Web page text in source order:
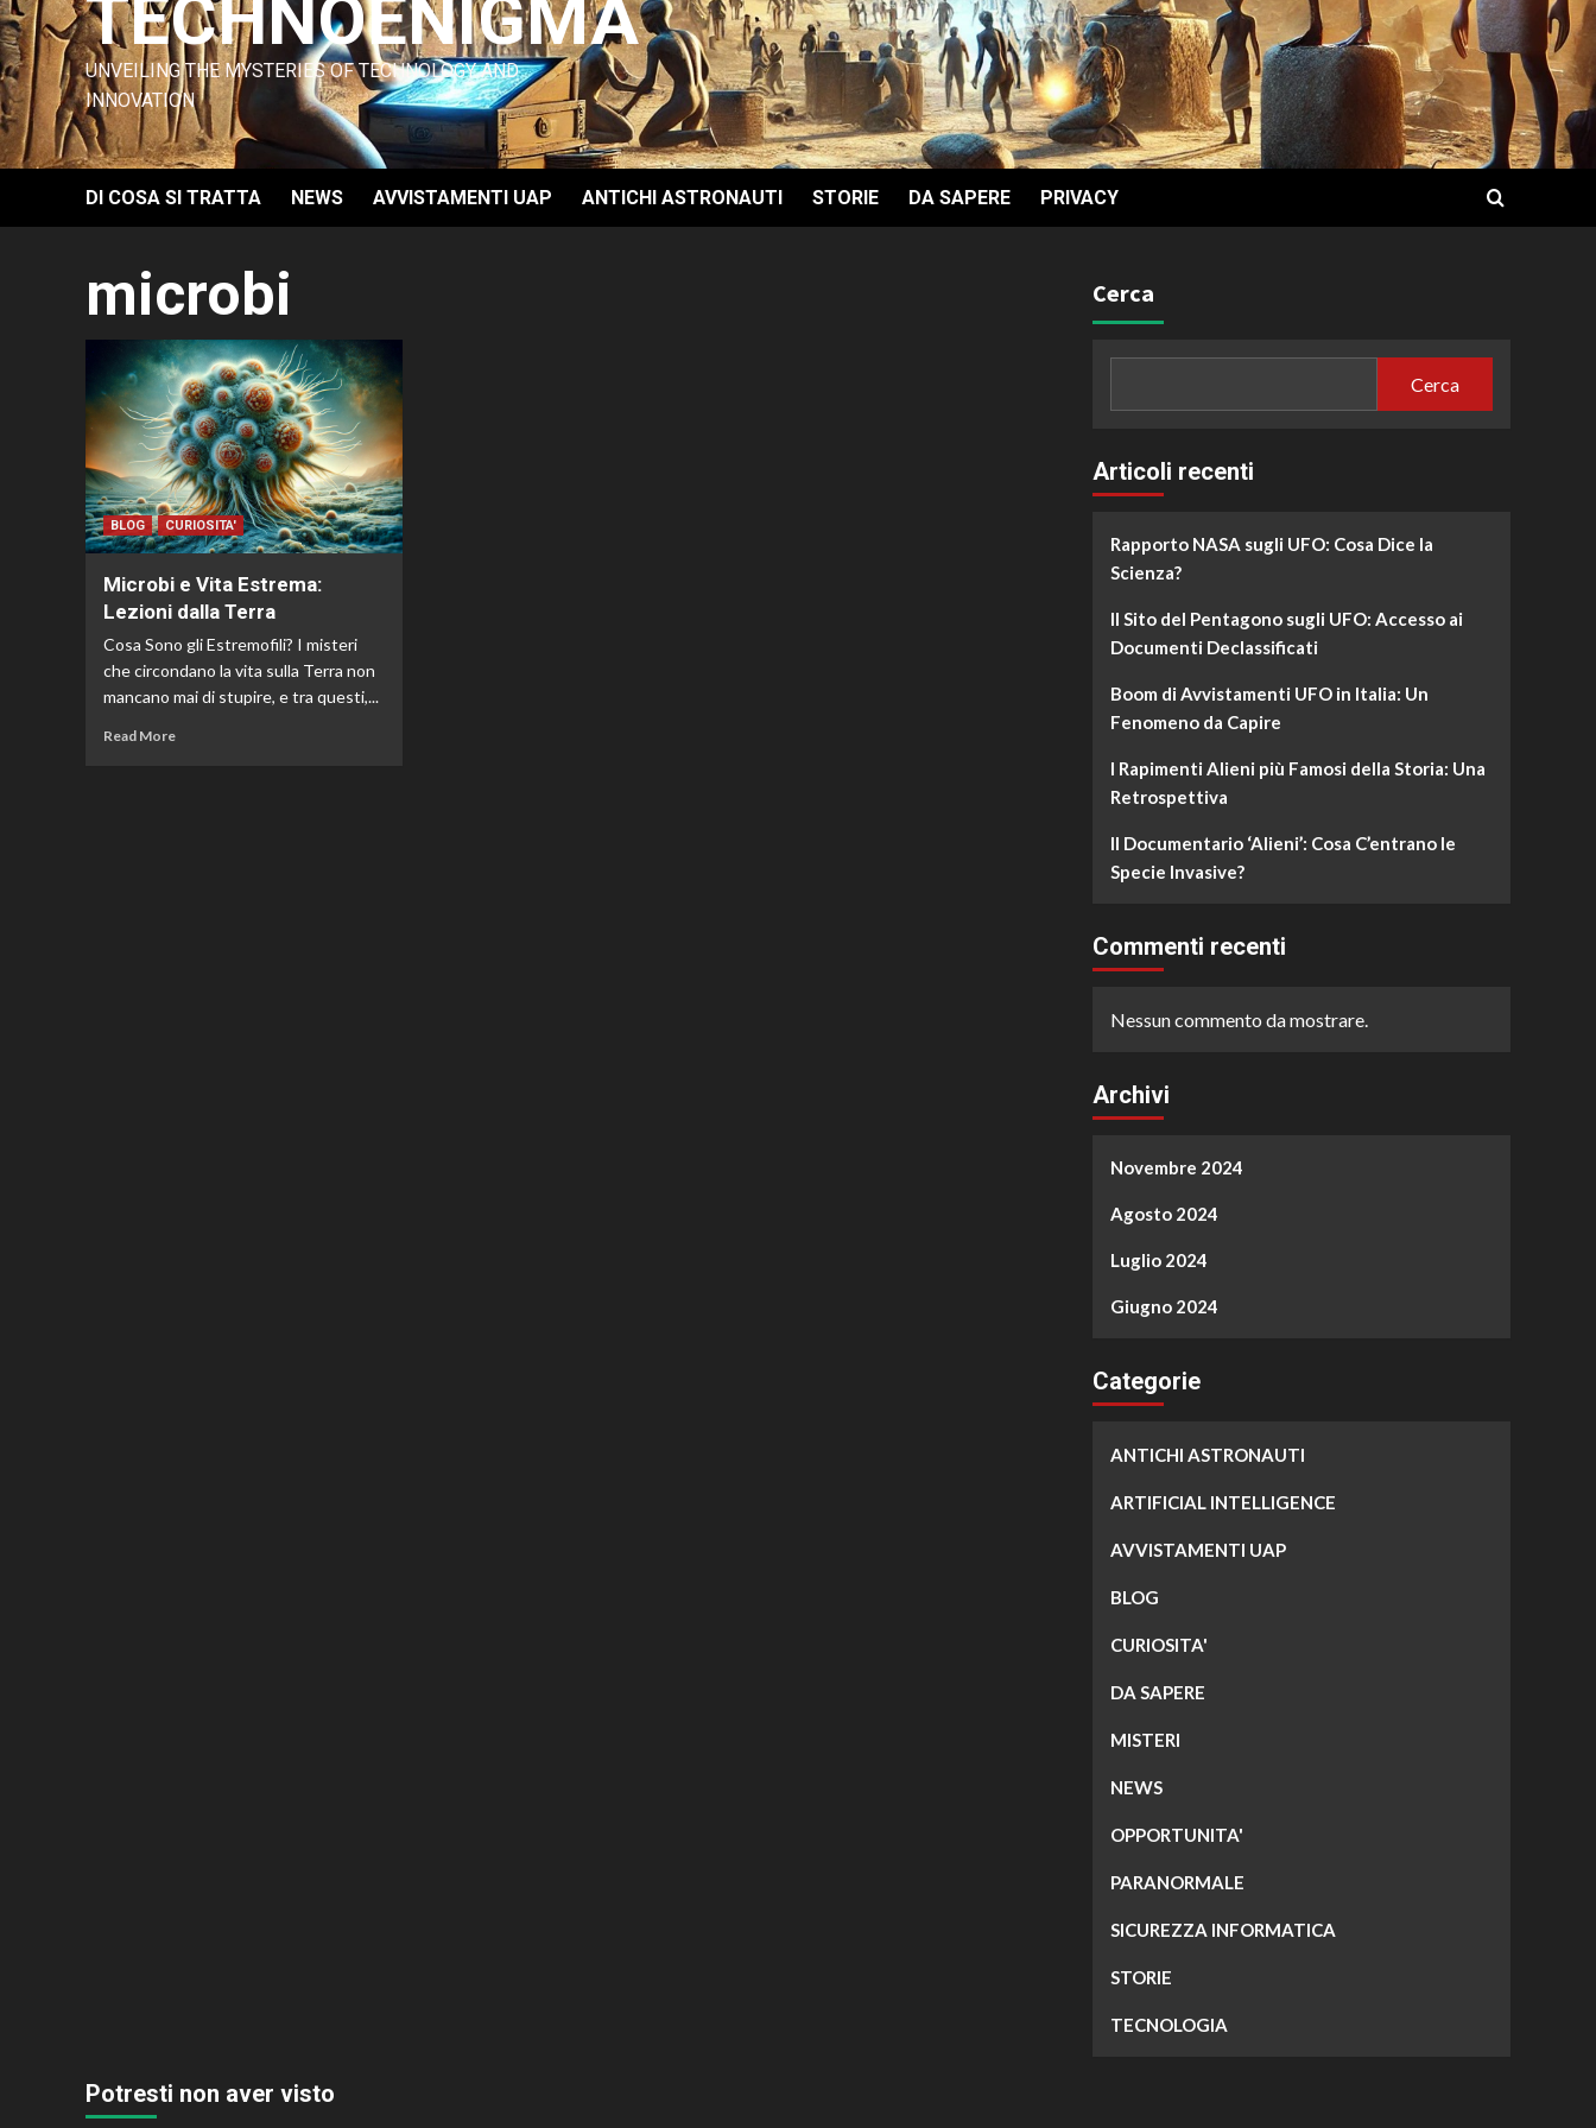
TECHNOENIGMA
UNVEILING THE MYSTERIES OF TECHNOLOGY AND
INNOVATION
DI COSA SI TRATTA NEWS AVVISTAMENTI UAP ANTICHI ASTRONAUTI STORIE DA SAPERE PRIVACY
microbi
BLOG CURIOSITA'
Microbi e Vita Estrema:
Lezioni dalla Terra
Cosa Sono gli Estremofili? I misteri
che circondano la vita sulla Terra non
mancano mai di stupire, e tra questi,...
Read More
Cerca
Cerca
Articoli recenti
Rapporto NASA sugli UFO: Cosa Dice la
Scienza?
Il Sito del Pentagono sugli UFO: Accesso ai
Documenti Declassificati
Boom di Avvistamenti UFO in Italia: Un
Fenomeno da Capire
I Rapimenti Alieni più Famosi della Storia: Una
Retrospettiva
Il Documentario ‘Alieni’: Cosa C’entrano le
Specie Invasive?
Commenti recenti
Nessun commento da mostrare.
Archivi
Novembre 2024
Agosto 2024
Luglio 2024
Giugno 2024
Categorie
ANTICHI ASTRONAUTI
ARTIFICIAL INTELLIGENCE
AVVISTAMENTI UAP
BLOG
CURIOSITA'
DA SAPERE
MISTERI
NEWS
OPPORTUNITA'
PARANORMALE
SICUREZZA INFORMATICA
STORIE
TECNOLOGIA
Potresti non aver visto